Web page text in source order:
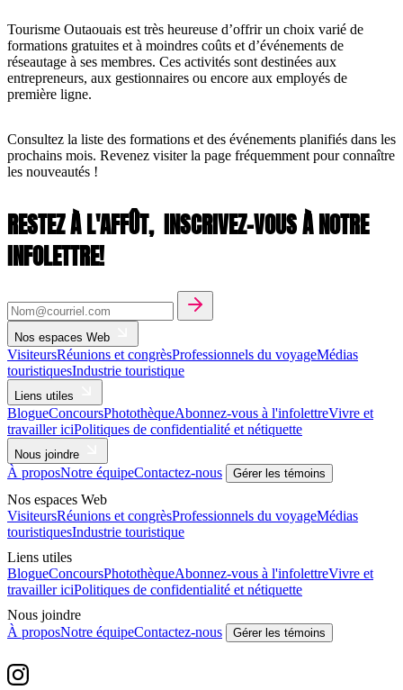
Tourisme Outaouais est très heureuse d’offrir un choix varié de
formations gratuites et à moindres coûts et d’événements de
réseautage à ses membres. Ces activités sont destinées aux
entrepreneurs, aux gestionnaires ou encore aux employés de
première ligne.
Consultez la liste des formations et des événements planifiés dans les
prochains mois. Revenez visiter la page fréquemment pour connaître
les nouveautés !
RESTEZ À L'AFFÛT, INSCRIVEZ-VOUS À NOTRE
INFOLETTRE!
Nos espaces Web
VisiteursRéunions et congrèsProfessionnels du voyageMédias
touristiquesIndustrie touristique
Liens utiles
BlogueConcoursPhotothèqueAbonnez-vous à l'infolettreVivre et
travailler iciPolitiques de confidentialité et nétiquette
Nous joindre
À proposNotre équipeContactez-nous Gérer les témoins
Nos espaces Web
VisiteursRéunions et congrèsProfessionnels du voyageMédias
touristiquesIndustrie touristique
Liens utiles
BlogueConcoursPhotothèqueAbonnez-vous à l'infolettreVivre et
travailler iciPolitiques de confidentialité et nétiquette
Nous joindre
À proposNotre équipeContactez-nous Gérer les témoins